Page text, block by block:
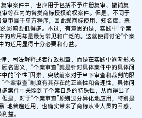
审案件中，也应用于包括不予注册复审、撤销复
等在内的各类商标授权确权案件。但是，不同于
审属于单方程序，因此受商标使用、知名度、恶
影响要低得多。不过，有意思的是，实践中“个案
的应用却是最为常见和广泛的。这就使得讨论“个案
的适用显得十分必要和有益。
、司法解释或者行政规章，而是在实践中逐渐形成
名思义，“个案审查”就是针对具体案件中的具体问
的“个性”因素，突破前案对于当下审查和裁判的限
个案审查”制度有其存在的正当性和合理性，具体问
案件中关照到了个案自身的特殊性，从而得出了
是，对于“个案审查”原则过分异化地应用，特别是
”地普遍适用，也确实带来了商标从业人员的困惑，
益。